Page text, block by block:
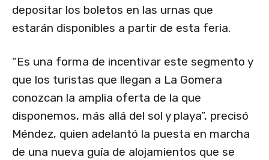
depositar los boletos en las urnas que
estarán disponibles a partir de esta feria.
“Es una forma de incentivar este segmento y
que los turistas que llegan a La Gomera
conozcan la amplia oferta de la que
disponemos, más allá del sol y playa”, precisó
Méndez, quien adelantó la puesta en marcha
de una nueva guía de alojamientos que se